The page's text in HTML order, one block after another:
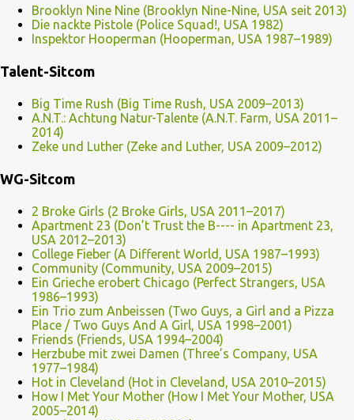
Brooklyn Nine Nine (Brooklyn Nine-Nine, USA seit 2013)
Die nackte Pistole (Police Squad!, USA 1982)
Inspektor Hooperman (Hooperman, USA 1987–1989)
Talent-Sitcom
Big Time Rush (Big Time Rush, USA 2009–2013)
A.N.T.: Achtung Natur-Talente (A.N.T. Farm, USA 2011–
2014)
Zeke und Luther (Zeke and Luther, USA 2009–2012)
WG-Sitcom
2 Broke Girls (2 Broke Girls, USA 2011–2017)
Apartment 23 (Don’t Trust the B---- in Apartment 23,
USA 2012–2013)
College Fieber (A Different World, USA 1987–1993)
Community (Community, USA 2009–2015)
Ein Grieche erobert Chicago (Perfect Strangers, USA
1986–1993)
Ein Trio zum Anbeissen (Two Guys, a Girl and a Pizza
Place / Two Guys And A Girl, USA 1998–2001)
Friends (Friends, USA 1994–2004)
Herzbube mit zwei Damen (Three’s Company, USA
1977–1984)
Hot in Cleveland (Hot in Cleveland, USA 2010–2015)
How I Met Your Mother (How I Met Your Mother, USA
2005–2014)